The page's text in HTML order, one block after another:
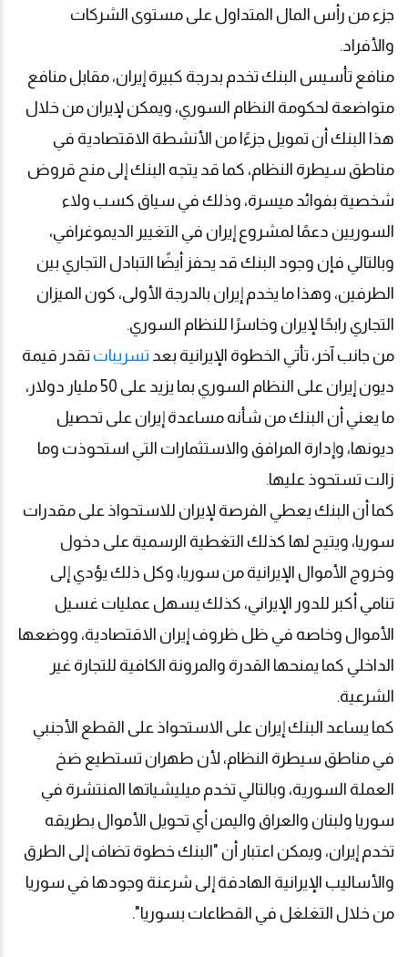
جزء من رأس المال المتداول على مستوى الشركات
والأفراد.
منافع تأسيس البنك تخدم بدرجة كبيرة إيران، مقابل منافع
متواضعة لحكومة النظام السوري، ويمكن لإيران من خلال
هذا البنك أن تمويل جزءًا من الأنشطة الاقتصادية في
مناطق سيطرة النظام، كما قد يتجه البنك إلى منح قروض
شخصية بفوائد ميسرة، وذلك في سياق كسب ولاء
السوريين دعمًا لمشروع إيران في التغيير الديموغرافي،
وبالتالي فإن وجود البنك قد يحفز أيضًا التبادل التجاري بين
الطرفين، وهذا ما يخدم إيران بالدرجة الأولى، كون الميزان
التجاري رابحًا لإيران وخاسرًا للنظام السوري.
من جانب آخر، تأتي الخطوة الإيرانية بعد تسريبات تقدر قيمة
ديون إيران على النظام السوري بما يزيد على 50 مليار دولار،
ما يعني أن البنك من شأنه مساعدة إيران على تحصيل
ديونها، وإدارة المرافق والاستثمارات التي استحوذت وما
زالت تستحوذ عليها.
كما أن البنك يعطي الفرصة لإيران للاستحواذ على مقدرات
سوريا، ويتيح لها كذلك التغطية الرسمية على دخول
وخروج الأموال الإيرانية من سوريا، وكل ذلك يؤدي إلى
تنامي أكبر للدور الإيراني، كذلك يسهل عمليات غسيل
الأموال وخاصه في ظل ظروف إيران الاقتصادية، ووضعها
الداخلي كما يمنحها القدرة والمرونة الكافية للتجارة غير
الشرعية.
كما يساعد البنك إيران على الاستحواذ على القطع الأجنبي
في مناطق سيطرة النظام، لأن طهران تستطيع ضخ
العملة السورية، وبالتالي تخدم ميليشياتها المنتشرة في
سوريا ولبنان والعراق واليمن أي تحويل الأموال بطريقه
تخدم إيران، ويمكن اعتبار أن "البنك خطوة تضاف إلى الطرق
والأساليب الإيرانية الهادفة إلى شرعنة وجودها في سوريا
من خلال التغلغل في القطاعات بسوريا".